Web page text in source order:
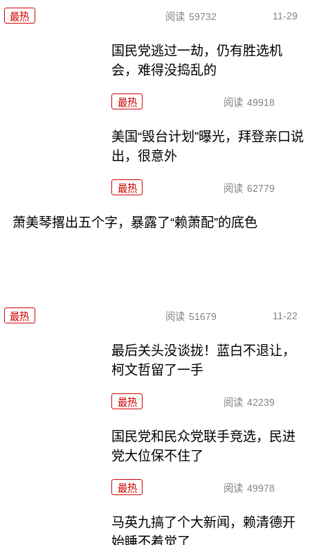
最热 阅读 59732 11-29
国民党逃过一劫，仍有胜选机
会，难得没捣乱的
最热 阅读 49918
美国“毁台计划”曝光，拜登亲口说
出，很意外
最热 阅读 62779
萧美琴撂出五个字，暴露了“赖萧配”的底色
最热 阅读 51679 11-22
最后关头没谈拢！蓝白不退让，
柯文哲留了一手
最热 阅读 42239
国民党和民众党联手竞选，民进
党大位保不住了
最热 阅读 49978
马英九搞了个大新闻，赖清德开
始睡不着觉了